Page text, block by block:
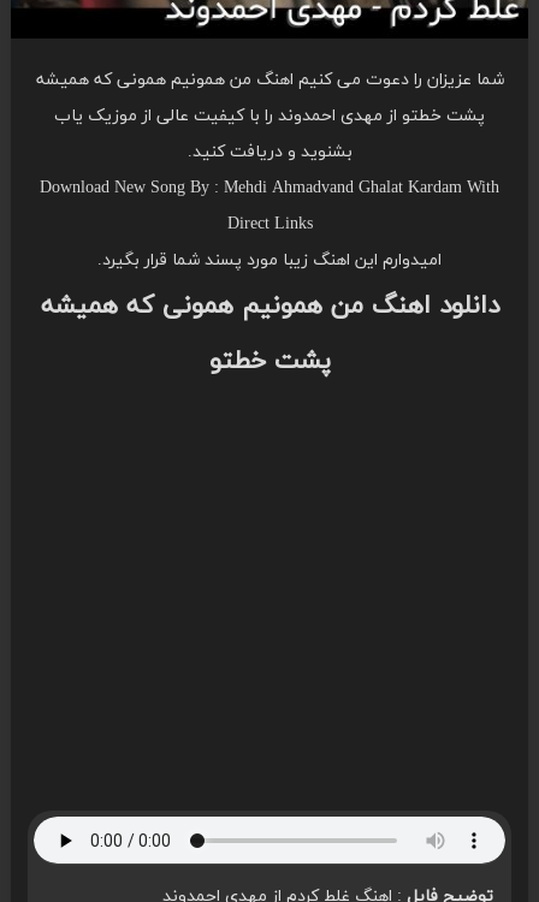
شما عزیزان را دعوت می کنیم اهنگ من همونیم همونی که همیشه
پشت خطتو از مهدی احمدوند را با کیفیت عالی از موزیک یاب
بشنوید و دریافت کنید.
Download New Song By : Mehdi Ahmadvand Ghalat Kardam With
Direct Links
امیدوارم این اهنگ زیبا مورد پسند شما قرار بگیرد.
دانلود اهنگ من همونیم همونی که همیشه
پشت خطتو
توضیح فایل: اهنگ غلط کردم از مهدی احمدوند